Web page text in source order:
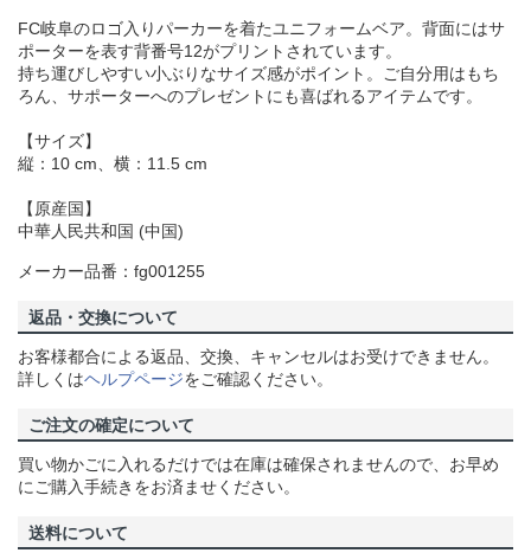
FC岐阜のロゴ入りパーカーを着たユニフォームベア。背面にはサ
ポーターを表す背番号12がプリントされています。
持ち運びしやすい小ぶりなサイズ感がポイント。ご自分用はもち
ろん、サポーターへのプレゼントにも喜ばれるアイテムです。
【サイズ】
縦：10 cm、横：11.5 cm
【原産国】
中華人民共和国 (中国)
メーカー品番：fg001255
返品・交換について
お客様都合による返品、交換、キャンセルはお受けできません。
詳しくはヘルプページをご確認ください。
ご注文の確定について
買い物かごに入れるだけでは在庫は確保されませんので、お早め
にご購入手続きをお済ませください。
送料について